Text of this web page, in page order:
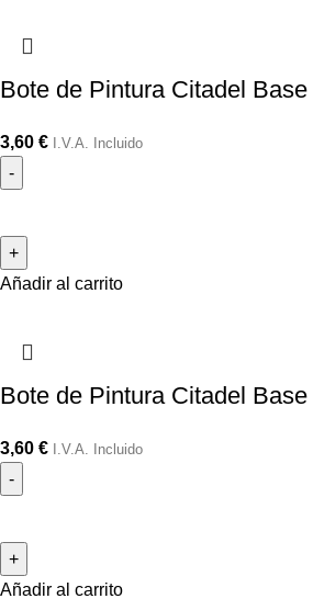
Bote de Pintura Citadel
3,60 € I.V.A. Incluido
Añadir al carrito
Bote de Pintura Citadel
3,60 € I.V.A. Incluido
Añadir al carrito